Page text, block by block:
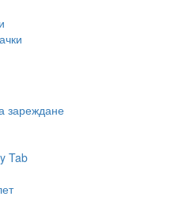
зареждане
Tab